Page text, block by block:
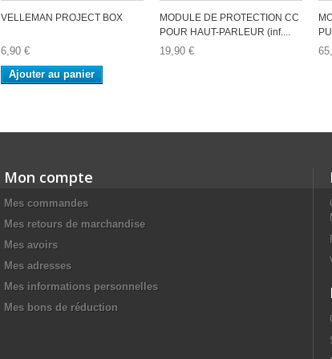
VELLEMAN PROJECT BOX
6,90 €
Ajouter au panier
MODULE DE PROTECTION CC
POUR HAUT-PARLEUR (inf....
19,90 €
Mon compte
Mes commandes
Mes retours de marchandise
Mes avoirs
Mes adresses
Mes informations personnelles
Mes bons de réduction